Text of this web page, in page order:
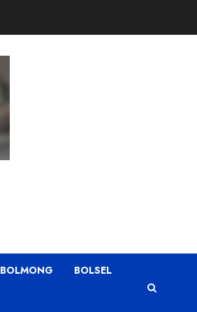
BOLMONG BOLSEL